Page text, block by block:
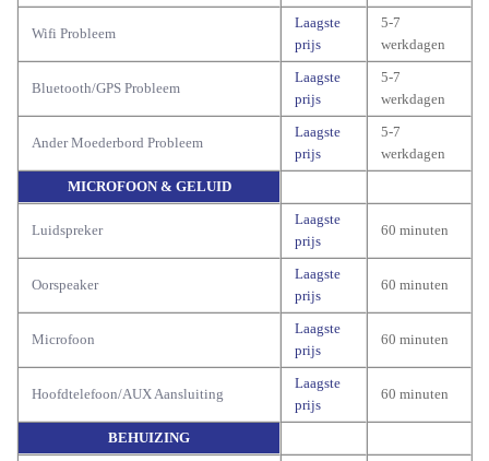
Wifi Probleem
Laagste
prijs
5-7
werkdagen
Bluetooth/GPS Probleem
Laagste
prijs
5-7
werkdagen
Ander Moederbord Probleem
Laagste
prijs
5-7
werkdagen
MICROFOON & GELUID
Luidspreker
Laagste
prijs
60 minuten
Oorspeaker
Laagste
prijs
60 minuten
Microfoon
Laagste
prijs
60 minuten
Hoofdtelefoon/AUX Aansluiting
Laagste
prijs
60 minuten
BEHUIZING